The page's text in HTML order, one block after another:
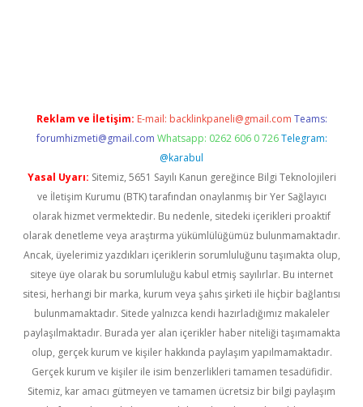
Reklam ve İletişim: E-mail: backlinkpaneli@gmail.com Teams:
forumhizmeti@gmail.com Whatsapp: 0262 606 0 726 Telegram:
@karabul
Yasal Uyarı: Sitemiz, 5651 Sayılı Kanun gereğince Bilgi Teknolojileri
ve İletişim Kurumu (BTK) tarafından onaylanmış bir Yer Sağlayıcı
olarak hizmet vermektedir. Bu nedenle, sitedeki içerikleri proaktif
olarak denetleme veya araştırma yükümlülüğümüz bulunmamaktadır.
Ancak, üyelerimiz yazdıkları içeriklerin sorumluluğunu taşımakta olup,
siteye üye olarak bu sorumluluğu kabul etmiş sayılırlar. Bu internet
sitesi, herhangi bir marka, kurum veya şahıs şirketi ile hiçbir bağlantısı
bulunmamaktadır. Sitede yalnızca kendi hazırladığımız makaleler
paylaşılmaktadır. Burada yer alan içerikler haber niteliği taşımamakta
olup, gerçek kurum ve kişiler hakkında paylaşım yapılmamaktadır.
Gerçek kurum ve kişiler ile isim benzerlikleri tamamen tesadüfidir.
Sitemiz, kar amacı gütmeyen ve tamamen ücretsiz bir bilgi paylaşım